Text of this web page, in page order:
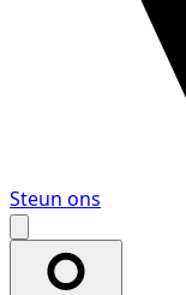
Steun ons